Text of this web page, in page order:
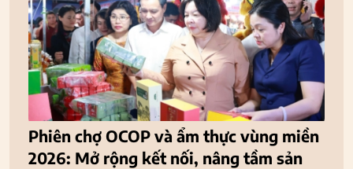
Phiên chợ OCOP và ẩm thực vùng miền
2026: Mở rộng kết nối, nâng tầm sản